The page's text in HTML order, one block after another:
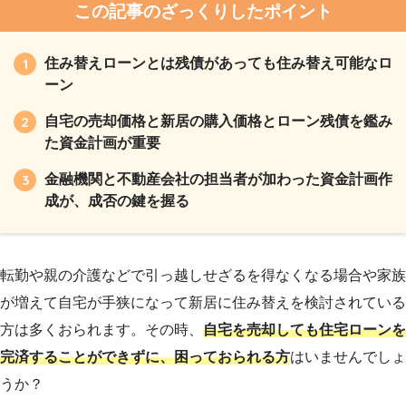
この記事のざっくりしたポイント
住み替えローンとは残債があっても住み替え可能なロ
ーン
自宅の売却価格と新居の購入価格とローン残債を鑑み
た資金計画が重要
金融機関と不動産会社の担当者が加わった資金計画作
成が、成否の鍵を握る
転勤や親の介護などで引っ越しせざるを得なくなる場合や家族
が増えて自宅が手狭になって新居に住み替えを検討されている
方は多くおられます。その時、 自宅を売却しても住宅ローンを
完済することができずに、困っておられる方はいませんでしょ
うか？